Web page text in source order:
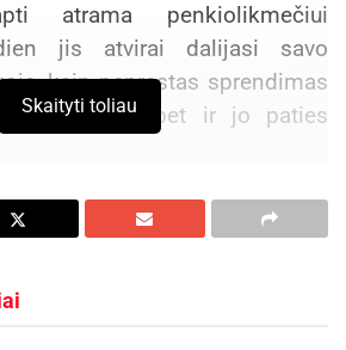
atrama penkiolikmečiui
jis atvirai dalijasi savo
kaip paprastas sprendimas
tik vaiko, bet ir jo paties
padiktavo gyvenimas
Skaityti toliau